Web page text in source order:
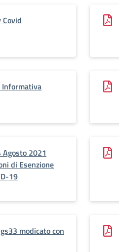
Informativa
2021
di Esenzione
19
modicato con